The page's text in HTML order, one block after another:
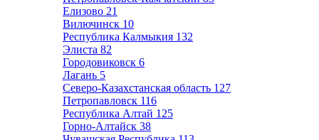
Елизово 21
Вилючинск 10
Республика Калмыкия 132
Элиста 82
Городовиковск 6
Лагань 5
Северо-Казахстанская область 127
Петропавловск 116
Республика Алтай 125
Горно-Алтайск 38